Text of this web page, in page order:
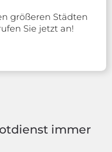
größeren Städten
Sie jetzt an!
immer